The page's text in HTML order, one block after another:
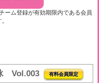
ーム登録が有効期限内である会員
Vol.003 有料会員限定